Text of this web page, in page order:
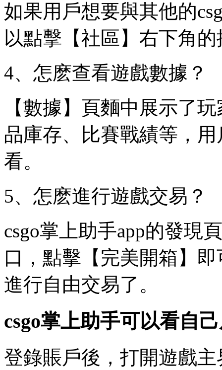
如果用戶想要與其他的
以點擊【社區】右下角
4、怎麽查看遊戲數據？
【數據】頁麵中展示了
品庫存、比賽戰績等，
看。
5、怎麽進行遊戲交易？
csgo掌上助手app的發現
口，點擊【完美開箱】
進行自由交易了。
csgo掌上助手可以看自
登錄賬戶後，打開遊戲